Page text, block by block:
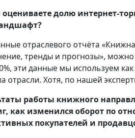
долю интернет-
отраслевого отчёта
тренды и прогнозы»,
эти данные мы используем
отрасли. Хотя, по нашей
работы книжного
как изменился оборот по
покупателей и